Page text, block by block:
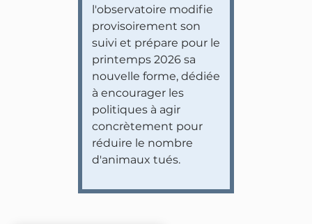
l'observatoire modifie
provisoirement son
suivi et prépare pour le
printemps 2026 sa
nouvelle forme, dédiée
à encourager les
politiques à agir
concrètement pour
réduire le nombre
d'animaux tués.